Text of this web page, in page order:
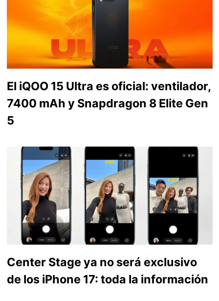
El iQOO 15 Ultra es oficial: ventilador,
7400 mAh y Snapdragon 8 Elite Gen
5
Center Stage ya no será exclusivo
de los iPhone 17: toda la información